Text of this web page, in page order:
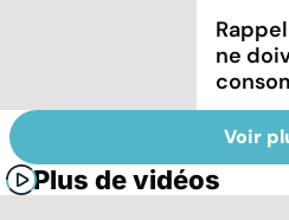
ne
Voir
Plus de vidéos